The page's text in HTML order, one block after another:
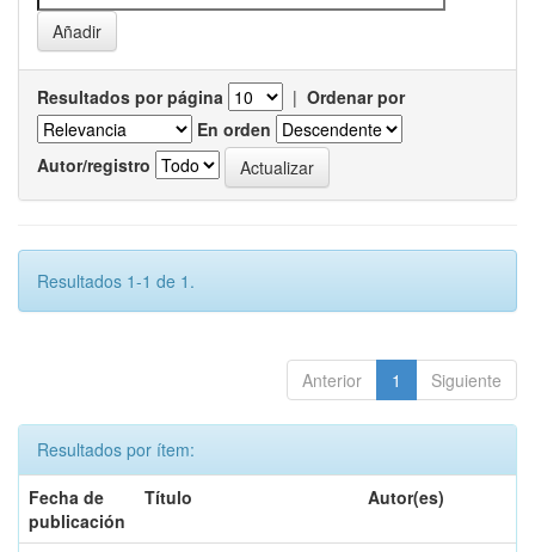
Resultados por página | Ordenar por
En orden
Autor/registro
Resultados 1-1 de 1.
Anterior 1 Siguiente
Resultados por ítem:
Fecha de
publicación
Título Autor(es)